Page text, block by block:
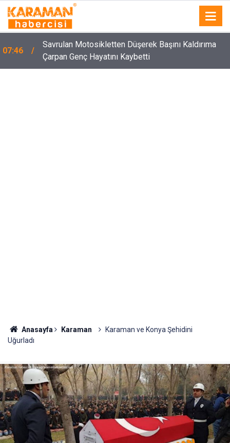
07:46
Savrulan Motosikletten Düşerek Başını Kaldırıma
Çarpan Genç Hayatını Kaybetti
Anasayfa Karaman
Karaman ve Konya Şehidini
Uğurladı